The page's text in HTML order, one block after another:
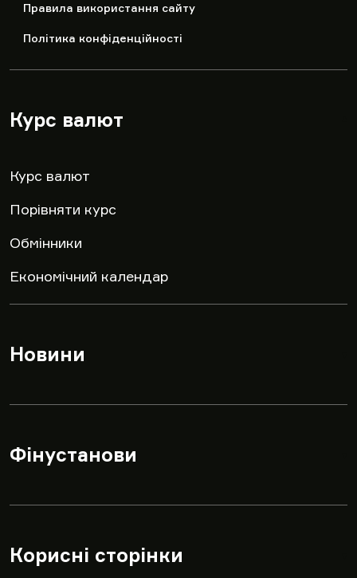
Правила використання сайту
Політика конфіденційності
Курс валют
Курс валют
Порівняти курс
Обмінники
Економічний календар
Новини
Фінустанови
Корисні сторінки